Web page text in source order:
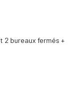
2 bureaux fermés +